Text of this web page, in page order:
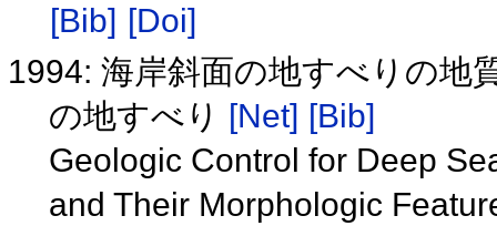
[Bib] [Doi]
1994: 海岸斜面の地すべりの地
の地すべり [Net] [Bib]
Geologic Control for Deep
and Their Morphologic